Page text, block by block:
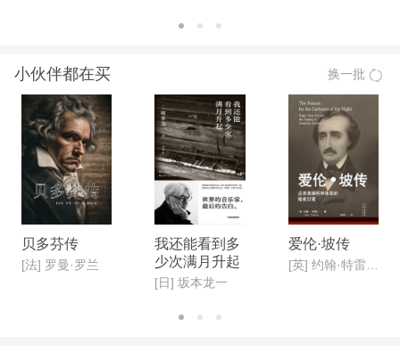
小伙伴都在买 换一批
贝多芬传
[法] 罗曼·罗兰
我还能看到多
少次满月升起
[日] 坂本龙一
爱伦·坡传